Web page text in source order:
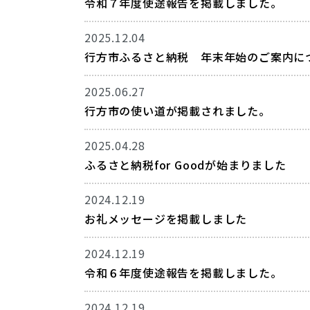
2025.12.04
行方市ふるさと納税 年末年始のご案内に
2025.06.27
行方市の使い道が掲載されました。
2025.04.28
ふるさと納税for Goodが始まりました
2024.12.19
お礼メッセージを掲載しました
2024.12.19
令和６年度使途報告を掲載しました。